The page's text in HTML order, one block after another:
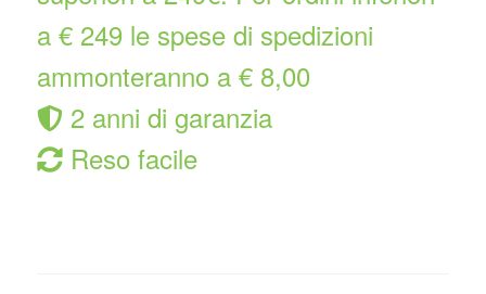
a € 249 le spese di spedizioni
ammonteranno a € 8,00
2 anni di garanzia
Reso facile